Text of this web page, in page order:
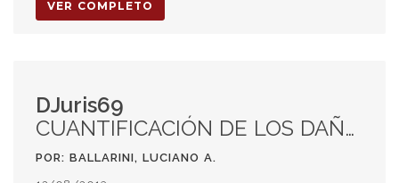
VER COMPLETO
DJuris69
CUANTIFICACIÓN DE LOS DAÑOS PUNITIVOS
POR: BALLARINI, LUCIANO A.